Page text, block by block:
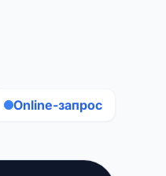
Online-запрос